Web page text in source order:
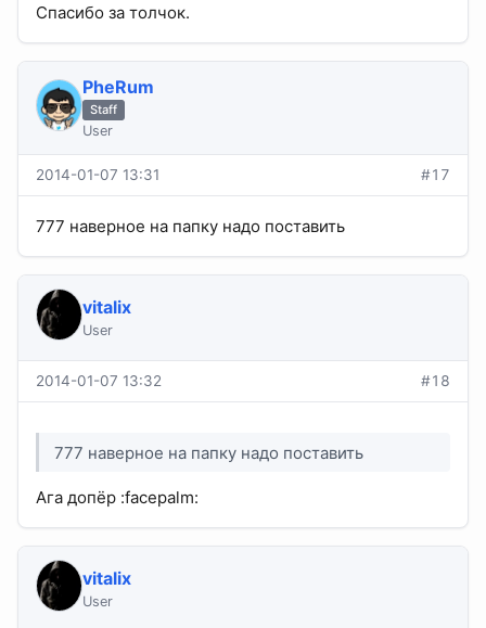
Спасибо за толчок.
PheRum
Staff
User
2014-01-07 13:31 #17
777 наверное на папку надо поставить
vitalix
User
2014-01-07 13:32 #18
777 наверное на папку надо поставить
Ага допёр :facepalm:
vitalix
User